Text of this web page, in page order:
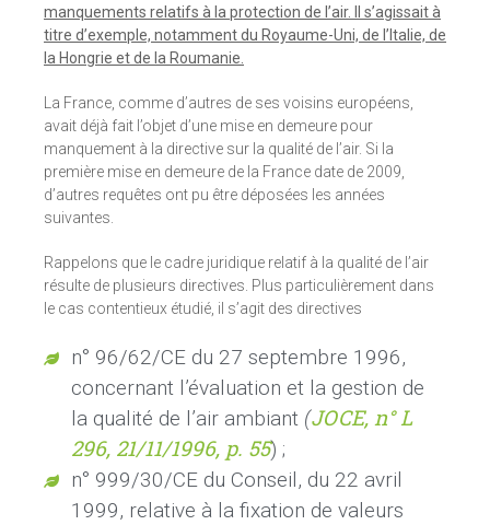
manquements relatifs à la protection de l’air. Il s’agissait à
titre d’exemple, notamment du Royaume-Uni, de l’Italie, de
la Hongrie et de la Roumanie.
La France, comme d’autres de ses voisins européens,
avait déjà fait l’objet d’une mise en demeure pour
manquement à la directive sur la qualité de l’air. Si la
première mise en demeure de la France date de 2009,
d’autres requêtes ont pu être déposées les années
suivantes.
Rappelons que le cadre juridique relatif à la qualité de l’air
résulte de plusieurs directives. Plus particulièrement dans
le cas contentieux étudié, il s’agit des directives
n° 96/62/CE du 27 septembre 1996,
concernant l’évaluation et la gestion de
la qualité de l’air ambiant (JOCE, n° L
296, 21/11/1996, p. 55) ;
n° 999/30/CE du Conseil, du 22 avril
1999, relative à la fixation de valeurs